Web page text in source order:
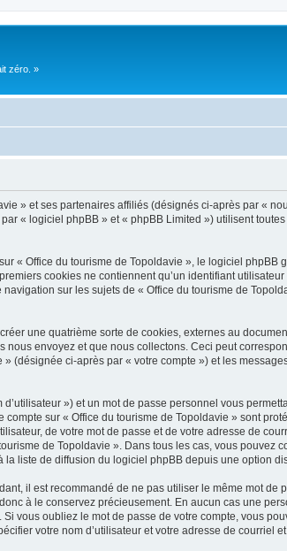
zéro. »
» et ses partenaires affiliés (désignés ci-après par «
« logiciel phpBB » et « phpBB Limited ») utilisent
« Office du tourisme de Topoldavie », le logiciel
cookies ne contiennent qu’un identifiant
sur les sujets de « Office du tourisme de
une quatrième sorte de cookies, externes au
envoyez et que nous collectons. Ceci peut
(désignée ci-après par « votre compte ») et les
») et un mot de passe personnel vous
sur « Office du tourisme de Topoldavie » sont
de votre mot de passe et de votre adresse de
de Topoldavie ». Dans tous les cas, vous pouvez
liste de diffusion du logiciel phpBB depuis une option
il est recommandé de ne pas utiliser le même mot de
à le conservez précieusement. En aucun cas une
vous oubliez le mot de passe de votre compte, vous
votre nom d’utilisateur et votre adresse de courriel